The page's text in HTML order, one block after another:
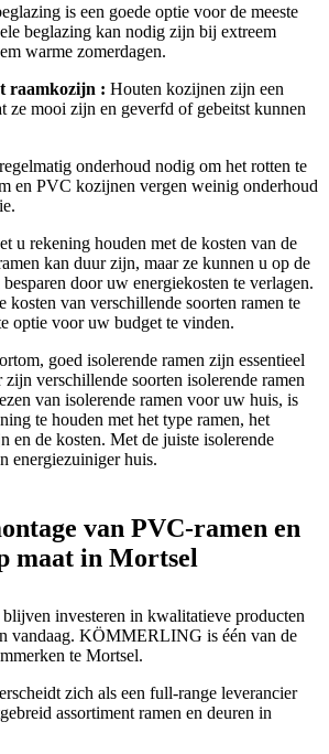
is een goede optie voor de meeste
beglazing kan nodig zijn bij extreem
warme zomerdagen.
raamkozijn : Houten kozijnen zijn een
ze mooi zijn en geverfd of gebeitst kunnen
onderhoud nodig om het rotten te
en PVC kozijnen vergen weinig onderhoud
u rekening houden met de kosten van de
kan duur zijn, maar ze kunnen u op de
door uw energiekosten te verlagen.
kosten van verschillende soorten ramen te
optie voor uw budget te vinden.
goed isolerende ramen zijn essentieel
verschillende soorten isolerende ramen
van isolerende ramen voor uw huis, is
te houden met het type ramen, het
en de kosten. Met de juiste isolerende
energiezuiniger huis.
van PVC-ramen en
maat in Mortsel
investeren in kwalitatieve producten
vandaag. KÖMMERLING is één van de
te Mortsel.
zich als een full-range leverancier
assortiment ramen en deuren in